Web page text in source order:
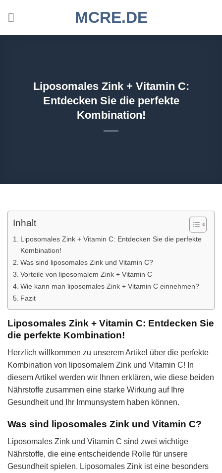
MCRE.DE
Liposomales Zink + Vitamin C:
Entdecken Sie die perfekte
Kombination!
Inhalt
Liposomales Zink + Vitamin C: Entdecken Sie die perfekte
Kombination!
Was sind liposomales Zink und Vitamin C?
Vorteile von liposomalem Zink + Vitamin C
Wie kann man liposomales Zink + Vitamin C einnehmen?
Fazit
Liposomales Zink + Vitamin C: Entdecken Sie
die perfekte Kombination!
Herzlich willkommen zu unserem Artikel über die perfekte
Kombination von liposomalem Zink und Vitamin C! In
diesem Artikel werden wir Ihnen erklären, wie diese beiden
Nährstoffe zusammen eine starke Wirkung auf Ihre
Gesundheit und Ihr Immunsystem haben können.
Was sind liposomales Zink und Vitamin C?
Liposomales Zink und Vitamin C sind zwei wichtige
Nährstoffe, die eine entscheidende Rolle für unsere
Gesundheit spielen. Liposomales Zink ist eine besonders